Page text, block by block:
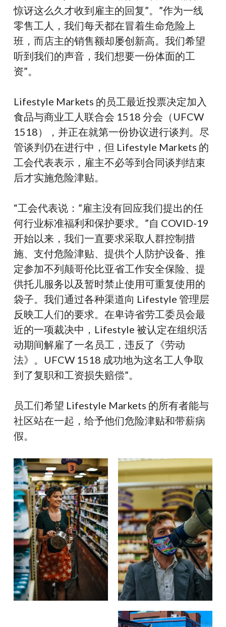
惊讶这么久才收到雇主的回复”。”作为一线
零售工人，我们每天都在冒着生命危险上
班，而店主的销售额却屡创新高。我们希望
听到我们的声音，我们想要一份体面的工
资”。
Lifestyle Markets 的员工最近投票决定加入
食品与商业工人联合会 1518 分会（UFCW
1518），并正在就第一份协议进行谈判。尽
管谈判仍在进行中，但 Lifestyle Markets 的
工会代表表示，雇主不必等到合同谈判结束
后才实施危险津贴。
“工会代表说：”雇主没有回应我们提出的任
何行业标准福利和保护要求。”自 COVID-19
开始以来，我们一直要求采取人群控制措
施、支付危险津贴、提供个人防护设备、推
定参加不列颠哥伦比亚省工作安全保险、提
供托儿服务以及暂时禁止使用可重复使用的
袋子。我们通过各种渠道向 Lifestyle 管理层
反映工人们的要求。在卑诗省劳工委员会最
近的一项裁决中，Lifestyle 被认定在组织活
动期间解雇了一名员工，违反了《劳动
法》。UFCW 1518 成功地为这名工人争取
到了复职和工资损失赔偿”。
员工们希望 Lifestyle Markets 的所有者能与
社区站在一起，给予他们危险津贴和带薪病
假。